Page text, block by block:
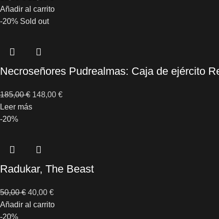
Añadir al carrito
-20% Sold out
Necroseñores Pudrealmas: Caja de ejército
185,00€ 148,00 €
Leer más
-20%
Radukar, The Beast
50,00€ 40,00 €
Añadir al carrito
-20%